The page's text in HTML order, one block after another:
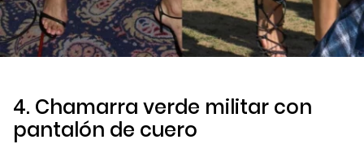
4. Chamarra verde militar con
pantalón de cuero